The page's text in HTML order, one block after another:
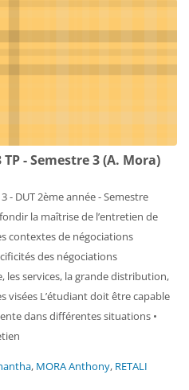
- Semestre 3 (A. Mora)
DUT 2ème année - Semestre
la maîtrise de l’entretien de
contextes de négociations
des négociations
les services, la grande distribution,
visées L’étudiant doit être capable
dans différentes situations •
, MORA Anthony, RETALI